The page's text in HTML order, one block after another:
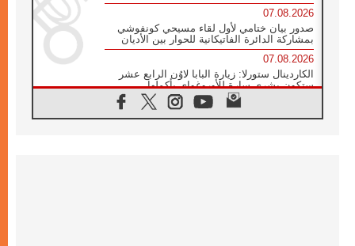
07.08.2026
صدور بيان ختامي لأول لقاء مسيحي كونفوشي
بمشاركة الدائرة الفاتيكانية للحوار بين الأديان
07.08.2026
الكاردينال ستورلا: زيارة البابا لاوُن الرابع عشر
ستكون بشرى سارة للأوروغواي بأكملها
الفاتيكان يعلن برنامج الزيارة الرسولية للبابا لاوُن